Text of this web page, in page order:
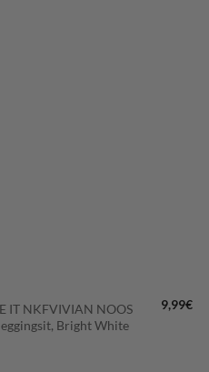
IT NKFVIVIAN NOOS
Bright White
9,99€